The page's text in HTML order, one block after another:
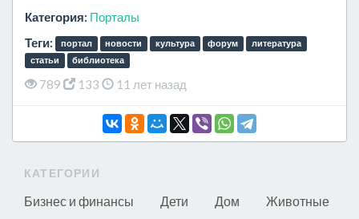
Категория: Порталы
Теги:
портал новости культура форум
литература
статьи
библиотека
789 133 11 лет назад
КАТЕГОРИИ
Бизнес и финансы Дети Дом
Животные